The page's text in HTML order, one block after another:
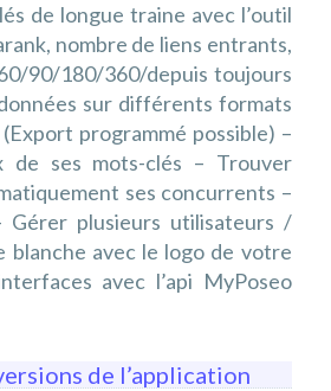
de longue traine avec l’outil
nombre de liens entrants,
90/180/360/depuis toujours
sur différents formats
programmé possible) –
de ses mots-clés – Trouver
ses concurrents –
plusieurs utilisateurs /
blanche avec le logo de votre
avec l’api MyPoseo
de l’application